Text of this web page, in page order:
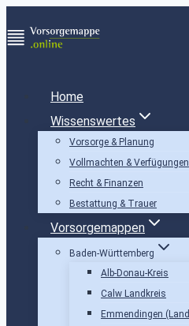
Inhalt
Home
Wissenswertes
Vorsorge & Planung
Vollmachten & Verfügungen
Recht & Finanzen
Bestattung & Trauer
Vorsorgemappen
Baden-Württemberg
Alb-Donau-Kreis
Calw Landkreis
Emmendingen